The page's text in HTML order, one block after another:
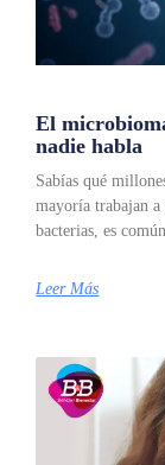
El
nadie habla
Sabías qué
mayoría trabajan a
bacterias, es
Leer Más